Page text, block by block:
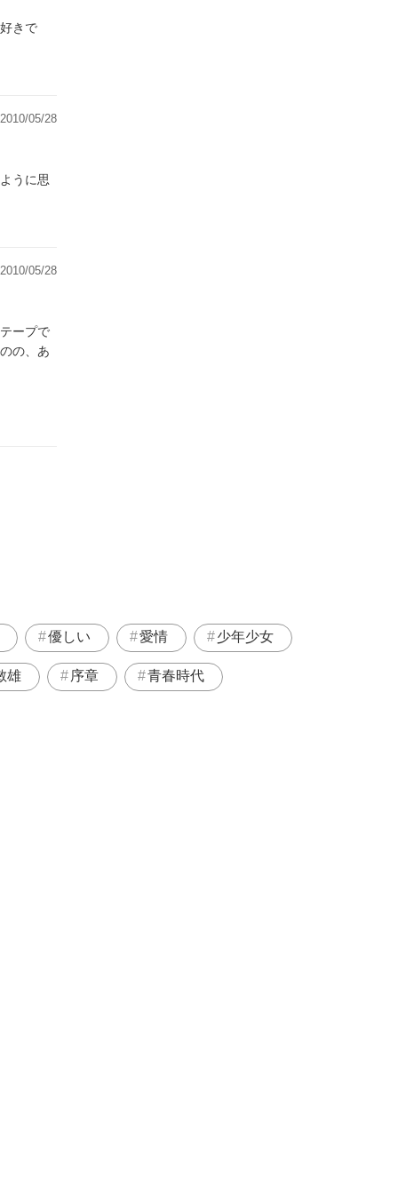
きで
2010/05/28
うに思
2010/05/28
ープで
の、あ
優しい 愛情 少年少女
雄 序章 青春時代